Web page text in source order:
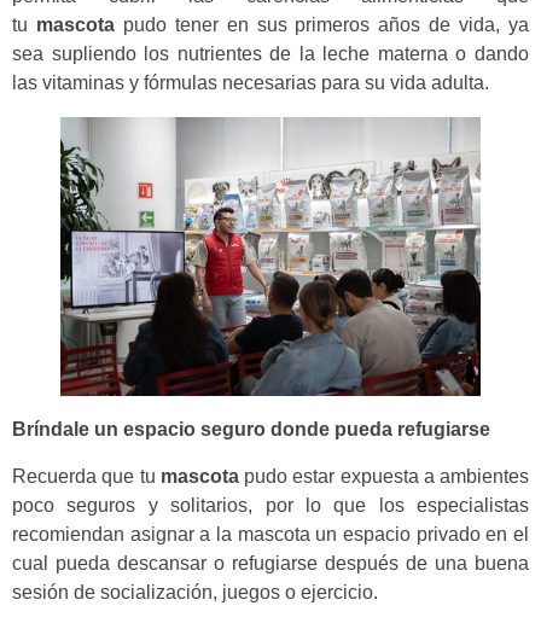
tu mascotapudo tener en sus primeros años de vida, ya
sea supliendo los nutrientes de la leche materna o dando
las vitaminas y fórmulas necesarias para su vida adulta.
Bríndale un espacio seguro donde pueda refugiarse
Recuerda que tu mascotapudo estar expuesta a ambientes
poco seguros y solitarios, por lo que los especialistas
recomiendan asignar a la mascota un espacio privado en el
cual pueda descansar o refugiarse después de una buena
sesión de socialización, juegos o ejercicio.